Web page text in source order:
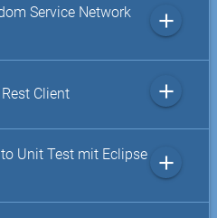
Service Network
add
Client add
Unit Test mit Eclipse
add